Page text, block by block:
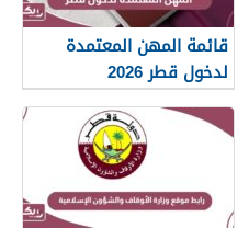
قائمة المهن المعتمدة
لدخول قطر 2026